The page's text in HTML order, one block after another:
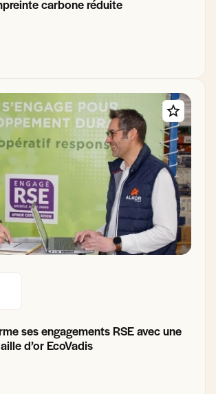
carbone réduite
ses engagements RSE avec une
d’or EcoVadis